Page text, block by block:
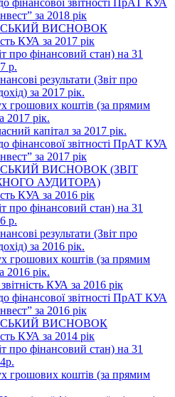
фінансової звітності ПрАТ КУА
за 2018 рік
ВИСНОВОК
КУА за 2017 рік
про фінансовий стан) на 31
р.
результати (Звіт про
за 2017 рік.
грошових коштів (за прямим
2017 рік.
капітал за 2017 рік.
фінансової звітності ПрАТ КУА
за 2017 рік
ВИСНОВОК (ЗВІТ
АУДИТОРА)
КУА за 2016 рік
про фінансовий стан) на 31
р.
результати (Звіт про
за 2016 рік.
грошових коштів (за прямим
2016 рік.
КУА за 2016 рік
фінансової звітності ПрАТ КУА
за 2016 рік
ВИСНОВОК
КУА за 2014 рік
про фінансовий стан) на 31
грошових коштів (за прямим